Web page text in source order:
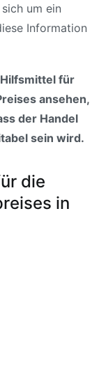
um ein
Information
für
ansehen,
der Handel
sein wird.
die
in